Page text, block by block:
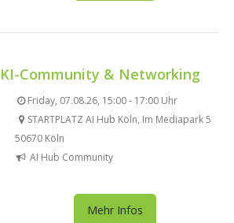
Community & Networking
Friday, 07.08.26, 15:00 - 17:00 Uhr
STARTPLATZ AI Hub Köln, Im Mediapark 5
50670 Köln
AI Hub Community
Mehr Infos